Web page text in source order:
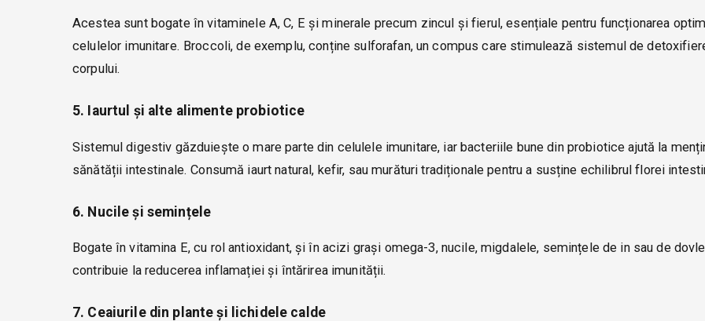
Acestea sunt bogate în vitaminele A, C, E și minerale precum zincul și fierul, esențiale pentru funcționarea
celulelor imunitare. Broccoli, de exemplu, conține sulforafan, un compus care stimulează sistemul de
corpului.
5. Iaurtul și alte alimente probiotice
Sistemul digestiv găzduiește o mare parte din celulele imunitare, iar bacteriile bune din probiotice ajută la
sănătății intestinale. Consumă iaurt natural, kefir, sau murături tradiționale pentru a susține echilibrul florei
6. Nucile și semințele
Bogate în vitamina E, cu rol antioxidant, și în acizi grași omega-3, nucile, migdalele, semințele de in sau de
contribuie la reducerea inflamației și întărirea imunității.
7. Ceaiurile din plante și lichidele calde